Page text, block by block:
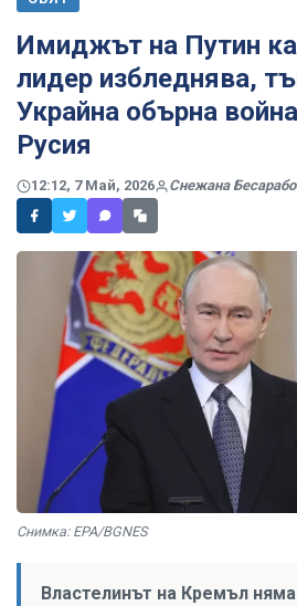
Имиджът на Путин
лидер избледнява,
Украйна обърна
Русия
12:12, 7 Май, 2026 Снежана
Снимка: EPA/BGNES
Властелинът на Кремъл